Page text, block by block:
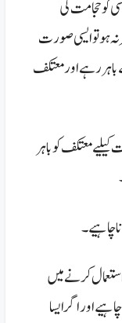
کو حجامت کی
ہو تو ایسی صورت
باہر رہے اور معتکف
معتکف کو باہر
چاہیے ۔
کرنے میں
اور اگر ایسا